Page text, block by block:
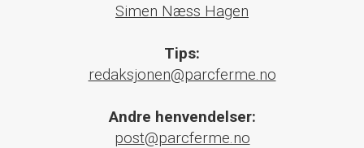
Simen Næss Hagen
Tips:
redaksjonen@parcferme.no
Andre henvendelser:
post@parcferme.no